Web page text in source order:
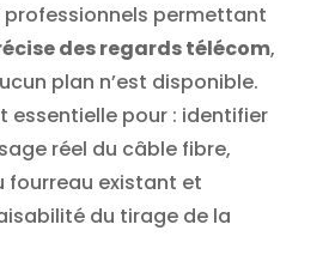
professionnels permettant
des regards télécom,
plan n’est disponible.
essentielle pour : identifier
réel du câble fibre,
fourreau existant et
du tirage de la